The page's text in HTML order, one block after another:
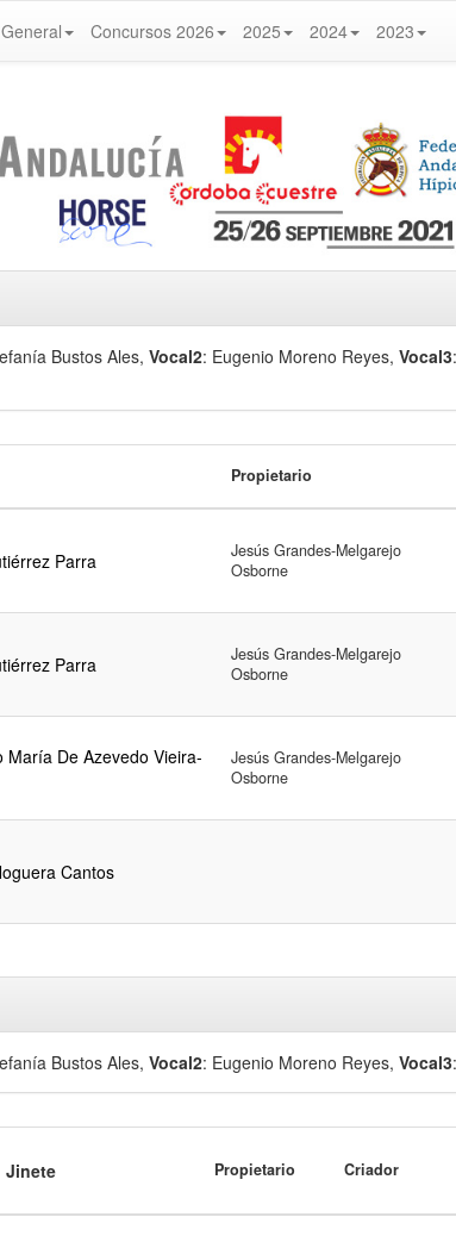
General Concursos 2026 2025 2024 2023
Bustos Ales, Vocal2: Eugenio Moreno Reyes, Vocal3
Propietario
Parra
Jesús Grandes-Melgarejo
Osborne
Parra
Jesús Grandes-Melgarejo
Osborne
María De Azevedo Vieira-
Jesús Grandes-Melgarejo
Osborne
Cantos
Bustos Ales, Vocal2: Eugenio Moreno Reyes, Vocal3
Jinete Propietario Criador